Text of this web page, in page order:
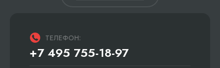
ТЕЛЕФОН:
+7 495 755-18-97